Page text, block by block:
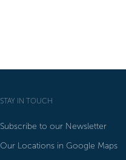
STAY IN TOUCH
Subscribe to our Newsletter
Our Locations in Google Maps